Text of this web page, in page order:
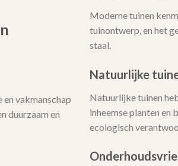
vakmanschap
duurzaam en
Moderne tuinen
tuinontwerp, en het
staal.
Natuurlijke
Natuurlijke tuinen
inheemse planten en
ecologisch